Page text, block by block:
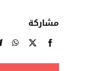
مشاركة